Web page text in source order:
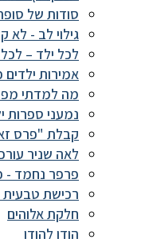
סודות של
גילוי לב - לא
לכל ילד –
אמירות
מה למדתי
נמעני ספרות
קבלת "פרס
לאה שניר
פרפר נחמד -
רכישת טבעית
חלקת אלוהים
הודו להודו